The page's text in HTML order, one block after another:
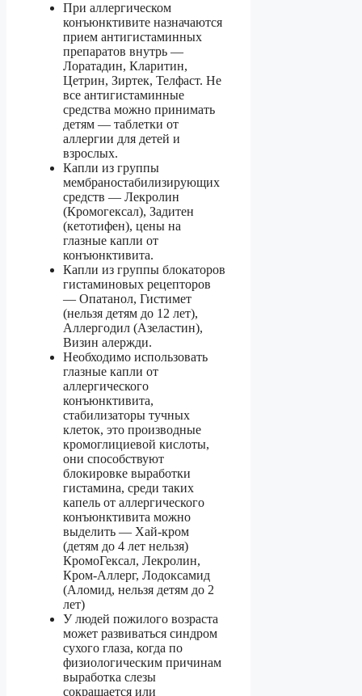
При аллергическом
конъюнктивите назначаются
прием антигистаминных
препаратов внутрь —
Лоратадин, Кларитин,
Цетрин, Зиртек, Телфаст. Не
все антигистаминные
средства можно принимать
детям — таблетки от
аллергии для детей и
взрослых.
Капли из группы
мембраностабилизирующих
средств — Лекролин
(Кромогексал), Задитен
(кетотифен), цены на
глазные капли от
конъюнктивита.
Капли из группы блокаторов
гистаминовых рецепторов
— Опатанол, Гистимет
(нельзя детям до 12 лет),
Аллергодил (Азеластин),
Визин алержди.
Необходимо использовать
глазные капли от
аллергического
конъюнктивита,
стабилизаторы тучных
клеток, это производные
кромоглициевой кислоты,
они способствуют
блокировке выработки
гистамина, среди таких
капель от аллергического
конъюнктивита можно
выделить — Хай-кром
(детям до 4 лет нельзя)
КромоГексал, Лекролин,
Кром-Аллерг, Лодоксамид
(Аломид, нельзя детям до 2
лет)
У людей пожилого возраста
может развиваться синдром
сухого глаза, когда по
физиологическим причинам
выработка слезы
сокращается или